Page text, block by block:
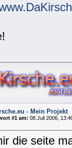
- Mein Projekt
#1 am: 08.Juli 2006,
die seite